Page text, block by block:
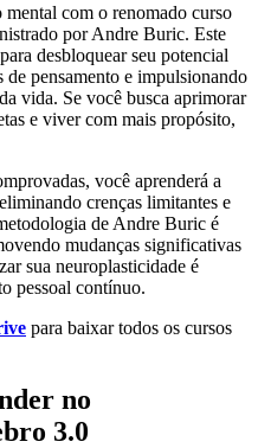
com o renomado curso
por Andre Buric. Este
desbloquear seu potencial
pensamento e impulsionando
vida. Se você busca aprimorar
e viver com mais propósito,
você aprenderá a
crenças limitantes e
de Andre Buric é
mudanças significativas
sua neuroplasticidade é
pessoal contínuo.
para baixar todos os cursos
no
3.0